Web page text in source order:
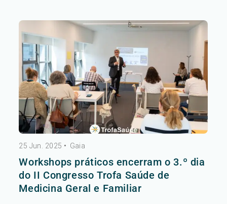
25 Jun. 2025 • Gaia
Workshops práticos encerram o 3.º dia
do II Congresso Trofa Saúde de
Medicina Geral e Familiar